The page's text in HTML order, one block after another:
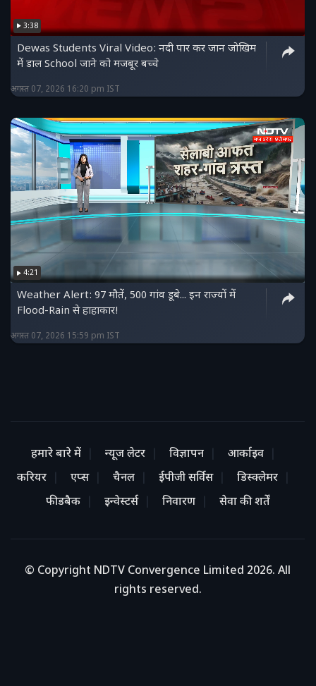
3:38
Dewas Students Viral Video: नदी पार कर जान जोखिम
में डाल School जाने को मजबूर बच्चे
अगस्त 07, 2026 16:20 pm IST
4:21
Weather Alert: 97 मौतें, 500 गांव डूबे... इन राज्यों में
Flood-Rain से हाहाकार!
अगस्त 07, 2026 15:59 pm IST
हमारे बारे में न्यूज लेटर विज्ञापन
आर्काइव
करियर
एप्स चैनल ईपीजी सर्विस
डिस्क्लेमर
फीडबैक
इन्वेस्टर्स निवारण सेवा की शर्तें
© Copyright NDTV Convergence Limited 2026. All
rights reserved.